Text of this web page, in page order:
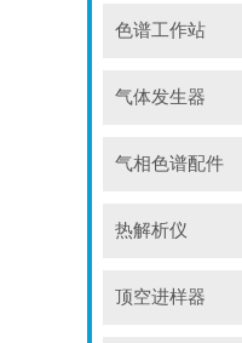
色谱工作站
气体发生器
气相色谱配件
热解析仪
顶空进样器